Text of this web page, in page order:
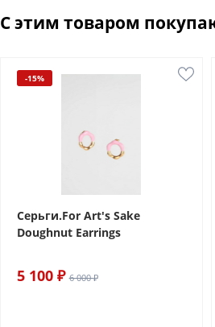
С этим товаром
-15%
Серьги.For Art's Sake
Doughnut Earrings
5 100 ₽ 6 000 ₽